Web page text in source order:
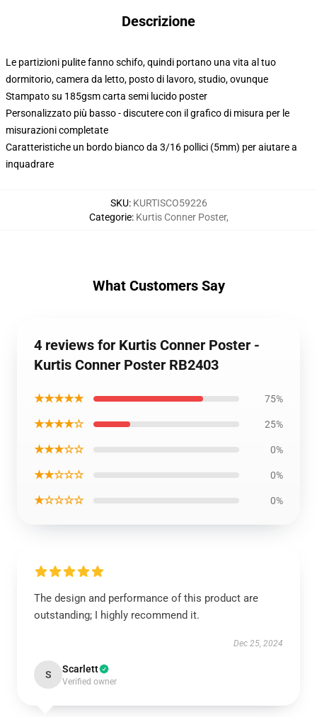
Descrizione
Le partizioni pulite fanno schifo, quindi portano una vita al tuo
dormitorio, camera da letto, posto di lavoro, studio, ovunque
Stampato su 185gsm carta semi lucido poster
Personalizzato più basso - discutere con il grafico di misura per le
misurazioni completate
Caratteristiche un bordo bianco da 3/16 pollici (5mm) per aiutare a
inquadrare
SKU: KURTISCO59226
Categorie: Kurtis Conner Poster,
What Customers Say
4 reviews for Kurtis Conner Poster -
Kurtis Conner Poster RB2403
★★★★★ 75%
★★★★☆ 25%
★★★☆☆ 0%
★★☆☆☆ 0%
★☆☆☆☆ 0%
The design and performance of this product are
outstanding; I highly recommend it.
Dec 25, 2024
S Scarlett
Verified owner